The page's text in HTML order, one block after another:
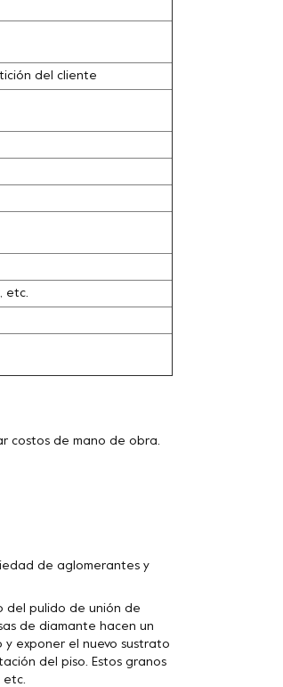
del cliente
etc.
costos de mano de obra.
de aglomerantes y
del pulido de unión de
de diamante hacen un
exponer el nuevo sustrato
del piso. Estos granos
etc.